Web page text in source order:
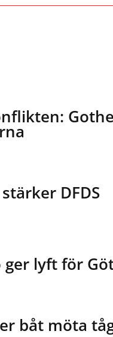
DFDS
ger lyft för
båt möta